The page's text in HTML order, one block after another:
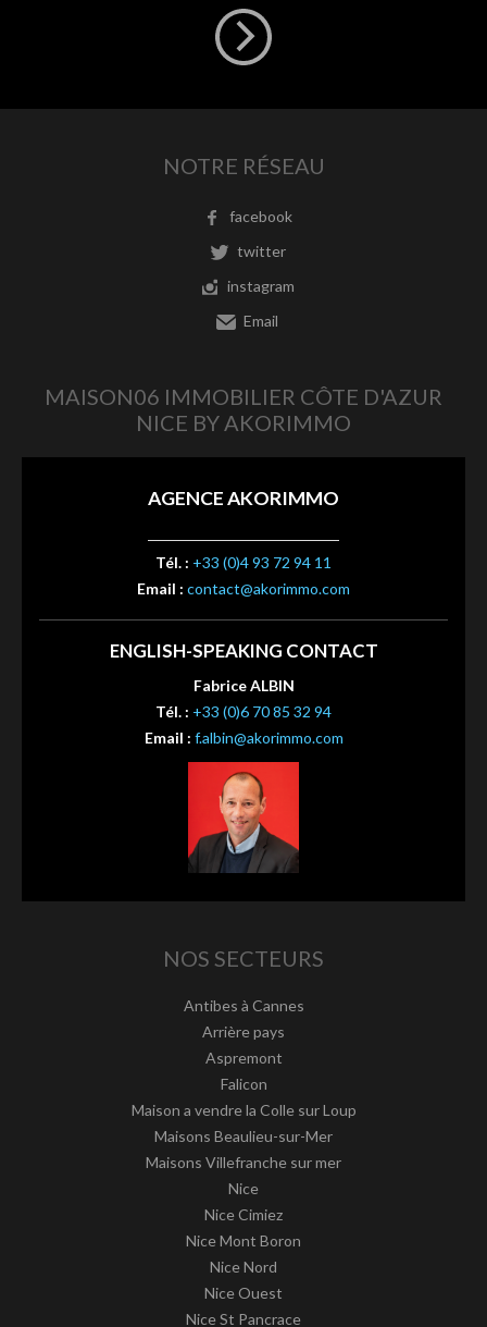
NOTRE RÉSEAU
facebook
twitter
instagram
Email
MAISON06 IMMOBILIER CÔTE D'AZUR
NICE BY AKORIMMO
AGENCE AKORIMMO
Tél. : +33 (0)4 93 72 94 11
Email : contact@akorimmo.com
ENGLISH-SPEAKING CONTACT
Fabrice ALBIN
Tél. : +33 (0)6 70 85 32 94
Email : f.albin@akorimmo.com
NOS SECTEURS
Antibes à Cannes
Arrière pays
Aspremont
Falicon
Maison a vendre la Colle sur Loup
Maisons Beaulieu-sur-Mer
Maisons Villefranche sur mer
Nice
Nice Cimiez
Nice Mont Boron
Nice Nord
Nice Ouest
Nice St Pancrace